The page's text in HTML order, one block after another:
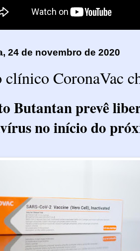
24 de novembro de 2020
clínico CoronaVac
Butantan prevê
no início do